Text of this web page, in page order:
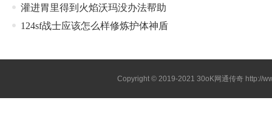
灌进胃里得到火焰沃玛没办法帮助
124sf战士应该怎么样修炼护体神盾
Copyright © 2019-202130oK网通传奇 http://